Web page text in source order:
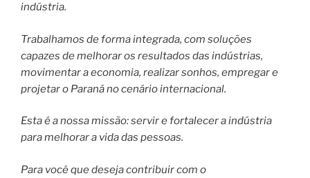
indústria.
Trabalhamos de forma integrada, com soluções
capazes de melhorar os resultados das indústrias,
movimentar a economia, realizar sonhos, empregar e
projetar o Paraná no cenário internacional.
Esta é a nossa missão: servir e fortalecer a indústria
para melhorar a vida das pessoas.
Para você que deseja contribuir com o